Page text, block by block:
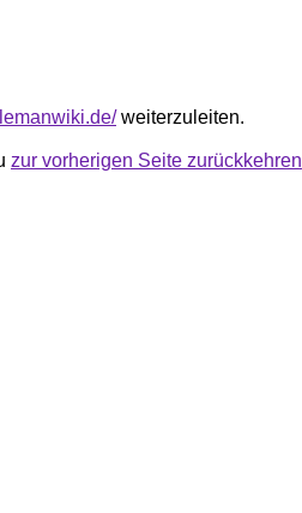
weiterzuleiten.
zur vorherigen Seite zurückkehren